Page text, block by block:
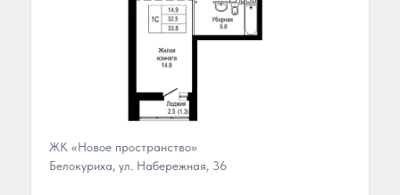
ЖК «Новое пространство»
Белокуриха, ул. Набережная, 36